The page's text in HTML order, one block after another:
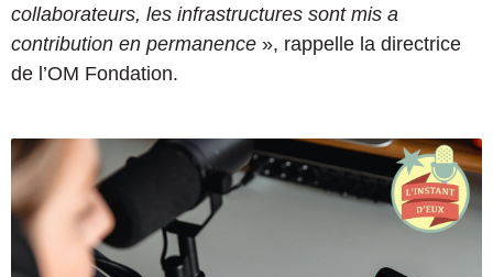
collaborateurs, les infrastructures sont mis a
contribution en permanence », rappelle la directrice
de l’OM Fondation.
P
a
p
e